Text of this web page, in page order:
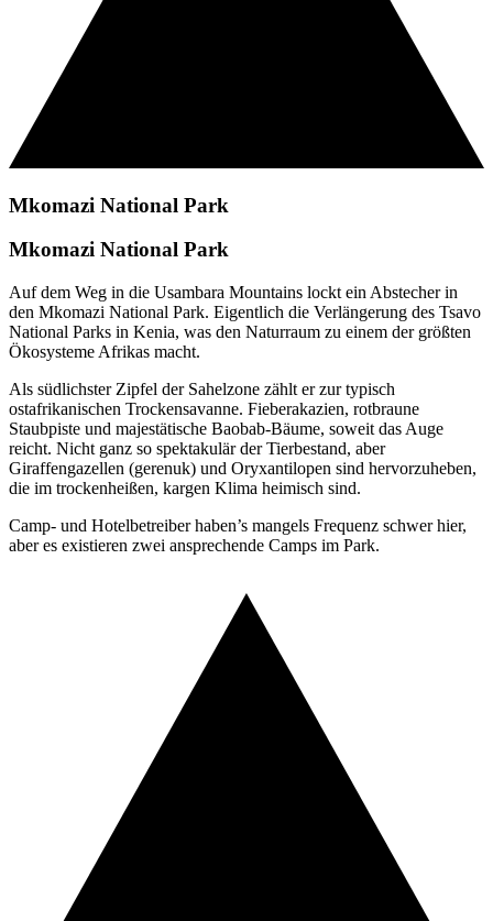
Mkomazi National Park
Mkomazi National Park
Auf dem Weg in die Usambara Mountains lockt ein Abstecher in
den Mkomazi National Park. Eigentlich die Verlängerung des Tsavo
National Parks in Kenia, was den Naturraum zu einem der größten
Ökosysteme Afrikas macht.
Als südlichster Zipfel der Sahelzone zählt er zur typisch
ostafrikanischen Trockensavanne. Fieberakazien, rotbraune
Staubpiste und majestätische Baobab-Bäume, soweit das Auge
reicht. Nicht ganz so spektakulär der Tierbestand, aber
Giraffengazellen (gerenuk) und Oryxantilopen sind hervorzuheben,
die im trockenheißen, kargen Klima heimisch sind.
Camp- und Hotelbetreiber haben’s mangels Frequenz schwer hier,
aber es existieren zwei ansprechende Camps im Park.